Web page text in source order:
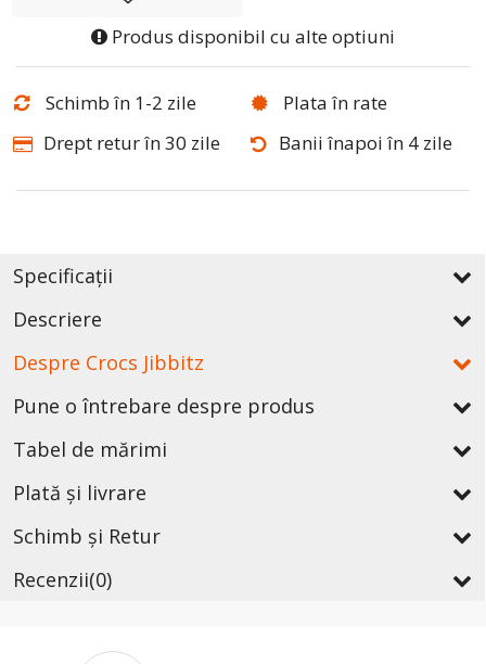
Produs disponibil cu alte optiuni
Schimb în 1-2 zile
Plata în rate
Drept retur în 30 zile
Banii înapoi în 4 zile
Specificații
Descriere
Despre Crocs Jibbitz
Pune o întrebare despre produs
Tabel de mărimi
Plată și livrare
Schimb și Retur
Recenzii(0)